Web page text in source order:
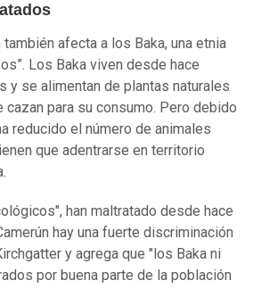
afecta a los Baka, una etnia
Los Baka viven desde hace
y se alimentan de plantas naturales
para su consumo. Pero debido
reducido el número de animales
que adentrarse en territorio
han maltratado desde hace
hay una fuerte discriminación
y agrega que "los Baka ni
por buena parte de la población